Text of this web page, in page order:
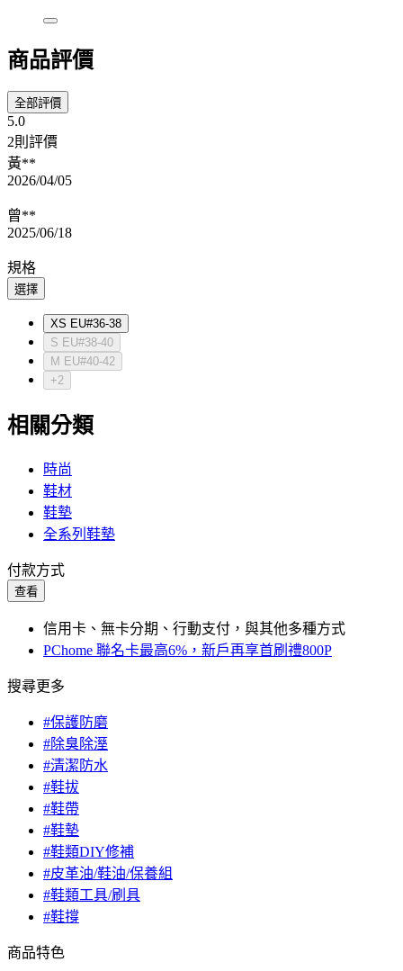
商品評價
全部評價
5.0
2則評價
黃**
2026/04/05
曾**
2025/06/18
規格
選擇
XS EU#36-38
S EU#38-40
M EU#40-42
+2
相關分類
時尚
鞋材
鞋墊
全系列鞋墊
付款方式
查看
信用卡、無卡分期、行動支付，與其他多種方式
PChome 聯名卡最高6%，新戶再享首刷禮800P
搜尋更多
#保護防磨
#除臭除溼
#清潔防水
#鞋拔
#鞋帶
#鞋墊
#鞋類DIY修補
#皮革油/鞋油/保養組
#鞋類工具/刷具
#鞋撐
商品特色